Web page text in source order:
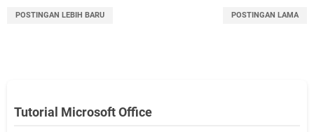
POSTINGAN LEBIH BARU POSTINGAN LAMA
Tutorial Microsoft Office